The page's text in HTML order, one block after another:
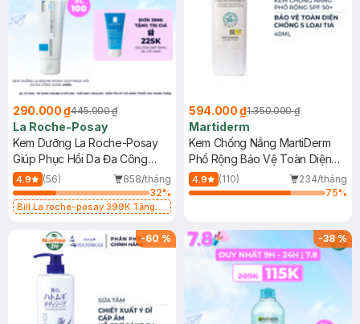
290.000 ₫445.000 ₫
La Roche-Posay
Kem Dưỡng La Roche-Posay
Giúp Phục Hồi Da Đa Công
Dụng 40ml
4.9 (56)
858/tháng
32%
Bill La roche-posay 399K Tặng
(SL có hạn)
594.000 ₫1.350.000 ₫
Martiderm
Kem Chống Nắng MartiDerm
Phổ Rộng Bảo Vệ Toàn Diện
40ml
4.9 (110)
234/tháng
75%
-60 % -38%